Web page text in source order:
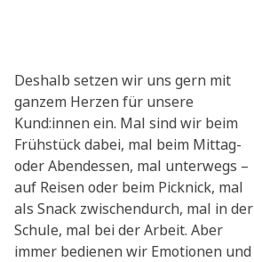
Deshalb setzen wir uns gern mit
ganzem Herzen für unsere
Kund:innen ein. Mal sind wir beim
Frühstück dabei, mal beim Mittag-
oder Abendessen, mal unterwegs –
auf Reisen oder beim Picknick, mal
als Snack zwischendurch, mal in der
Schule, mal bei der Arbeit. Aber
immer bedienen wir Emotionen und